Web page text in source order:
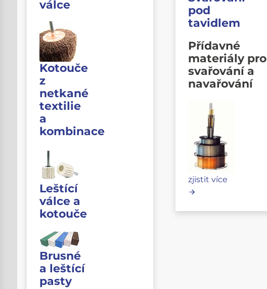
válce
Kotouče
z
netkané
textilie
a
kombinace
Leštící
válce a
kotouče
Brusné
a leštící
pasty
pod
tavidlem
Přídavné
materiály pro
svařování a
navařování
zjistit více